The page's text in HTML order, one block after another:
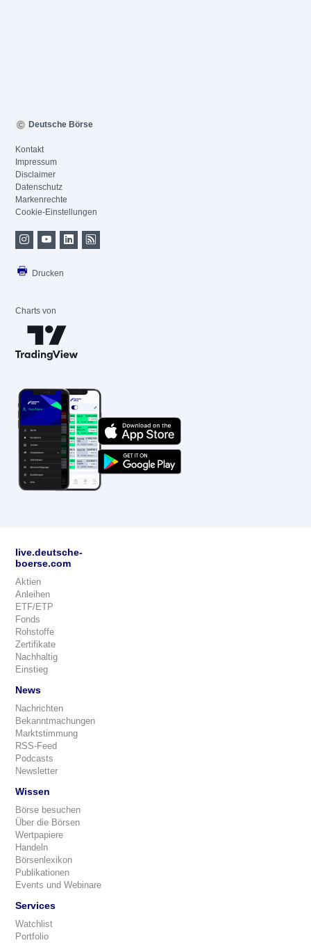
Deutsche Börse
Kontakt
Impressum
Disclaimer
Datenschutz
Markenrechte
Cookie-Einstellungen
Drucken
Charts von
live.deutsche-
boerse.com
Aktien
Anleihen
ETF/ETP
Fonds
Rohstoffe
Zertifikate
Nachhaltig
Einstieg
News
Nachrichten
Bekanntmachungen
Marktstimmung
RSS-Feed
Podcasts
Newsletter
Wissen
Börse besuchen
Über die Börsen
Wertpapiere
Handeln
Börsenlexikon
Publikationen
Events und Webinare
Services
Watchlist
Portfolio